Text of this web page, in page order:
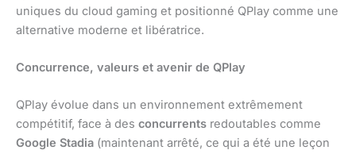
uniques du cloud gaming et positionné QPlay comme une
alternative moderne et libératrice.
Concurrence, valeurs et avenir de QPlay
QPlay évolue dans un environnement extrêmement
compétitif, face à des concurrents redoutables comme
Google Stadia (maintenant arrêté, ce qui a été une leçon